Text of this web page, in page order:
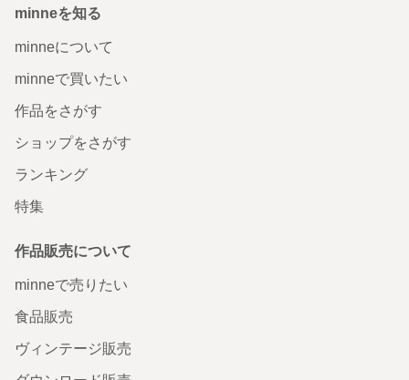
minneを知る
minneについて
minneで買いたい
作品をさがす
ショップをさがす
ランキング
特集
作品販売について
minneで売りたい
食品販売
ヴィンテージ販売